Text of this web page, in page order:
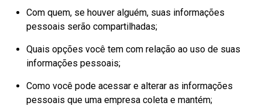
Com quem, se houver alguém, suas informações
pessoais serão compartilhadas;
Quais opções você tem com relação ao uso de suas
informações pessoais;
Como você pode acessar e alterar as informações
pessoais que uma empresa coleta e mantém;